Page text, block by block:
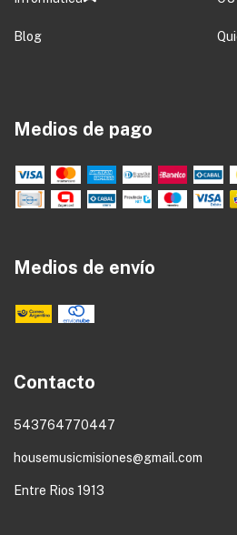
Blog
Medios de pago
Medios de envío
Contacto
543764770447
housemusicmisiones@gmail.com
Entre Rios 1913